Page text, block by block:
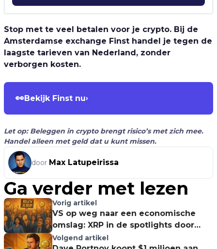
Stop met te veel betalen voor je crypto. Bij de
Amsterdamse exchange Finst handel je tegen de
laagste tarieven van Nederland, zonder
verborgen kosten.
👀Bekijk Finst nu›
Let op: Beleggen in crypto brengt risico’s met zich mee.
Handel alleen met geld dat u kunt missen.
door Max Latupeirissa
Ga verder met lezen
Vorig artikel
VS op weg naar een economische
omslag: XRP in de spotlights door
Trumps $20 biljoen-instroom
Volgend artikel